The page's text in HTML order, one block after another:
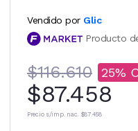
Vendido por Glic
Producto
$116.610 25
$87.458
Precio s/imp. nac. $87.458